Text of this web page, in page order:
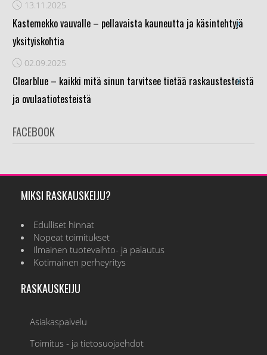
13.11.2025
Kastemekko vauvalle – pellavaista kauneutta ja käsintehtyjä
yksityiskohtia
›
02.09.2025
Clearblue – kaikki mitä sinun tarvitsee tietää raskaustesteistä
ja ovulaatiotesteistä
›
FACEBOOK
MIKSI RASKAUSKEIJU?
Edulliset hinnat
Nopeat toimitukset
Ilmainen tuotevaihto- ja palautus
Kotimainen perheyritys
RASKAUSKEIJU
Asiakaspalvelu
Toimitus - ja tietosuojaehdot